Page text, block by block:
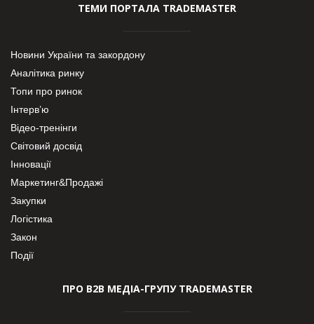
ТЕМИ ПОРТАЛА TRADEMASTER
Новини України та закордону
Аналітика ринку
Топи про ринок
Інтерв’ю
Відео-тренінги
Світовий досвід
Інновації
Маркетинг&Продажі
Закупки
Логістика
Закон
Події
ПРО В2В МЕДІА-ГРУПУ TRADEMASTER